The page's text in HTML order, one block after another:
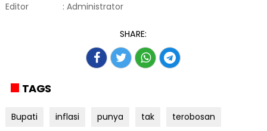
Editor : Administrator
SHARE:
TAGS
Bupati inflasi punya tak terobosan